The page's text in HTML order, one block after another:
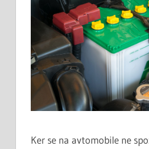
Ker se na avtomobile ne